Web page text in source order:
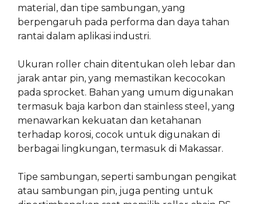
material, dan tipe sambungan, yang
berpengaruh pada performa dan daya tahan
rantai dalam aplikasi industri.
Ukuran roller chain ditentukan oleh lebar dan
jarak antar pin, yang memastikan kecocokan
pada sprocket. Bahan yang umum digunakan
termasuk baja karbon dan stainless steel, yang
menawarkan kekuatan dan ketahanan
terhadap korosi, cocok untuk digunakan di
berbagai lingkungan, termasuk di Makassar.
Tipe sambungan, seperti sambungan pengikat
atau sambungan pin, juga penting untuk